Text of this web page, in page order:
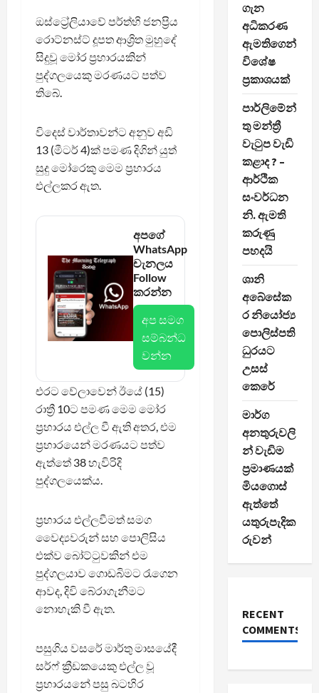
ඔස්ට්‍රේලියාවේ පර්ත්හි ජනප්‍රිය
රොට්නස්ට් දූපත ආශ්‍රිත මුහුදේ
සිදුවූ මෝර ප්‍රහාරයකින්
පුද්ගලයෙකු මරණයට පත්ව
තිබේ.
විදෙස් වාර්තාවන්ට අනුව අඩි
13 (මීටර් 4)ක් පමණ දිගින් යුත්
සුදු මෝරෙකු මෙම ප්‍රහාරය
එල්ලකර ඇත.
අපගේ
WhatsApp
චැනලය
Follow
කරන්න
අප සමග
සම්බන්ධ
වන්න
එරට වේලාවෙන් ඊයේ (15)
රාත්‍රී 10ට පමණ මෙම මෝර
ප්‍රහාරය එල්ල වී ඇති අතර, එම
ප්‍රහාරයෙන් මරණයට පත්ව
ඇත්තේ 38 හැවිරිදි
පුද්ගලයෙක්ය.
ප්‍රහාරය එල්ලවීමත් සමග
වෛද්‍යවරුන් සහ පොලිසිය
එක්ව බෝට්ටුවකින් එම
පුද්ගලයාව ගොඩබිමට රැගෙන
ආවද, දිවි බේරාගැනීමට
නොහැකි වී ඇත.
පසුගිය වසරේ මාර්තු මාසයේදී
සර්ෆ් ක්‍රීඩකයෙකු එල්ල වූ
ප්‍රහාරයනේ පසු බටහිර
ගැන
අධිකරණ
ඇමතිගෙන්
විශේෂ
ප්‍රකාශයක්
පාර්ලිමේන්
තු මන්ත්‍රී
වැටුප වැඩි
කළාද ? –
ආර්ථික
සංවර්ධන
නි. ඇමති
කරුණු
පහදයි
ශානි
අබේසේක
ර නියෝජ්‍ය
පොලිස්පති
ධුරයට
උසස්
කෙරේ
මාර්ග
අනතුරුවලි
න් වැඩිම
ප්‍රමාණයක්
මියගොස්
ඇත්තේ
යතුරුපැදික
රුවන්
RECENT
COMMENTS